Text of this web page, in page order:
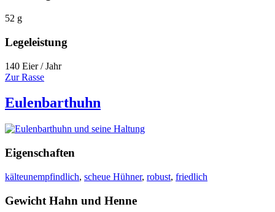
52 g
Legeleistung
140 Eier / Jahr
Zur Rasse
Eulenbarthuhn
Eigenschaften
kälteunempfindlich, scheue Hühner, robust, friedlich
Gewicht Hahn und Henne